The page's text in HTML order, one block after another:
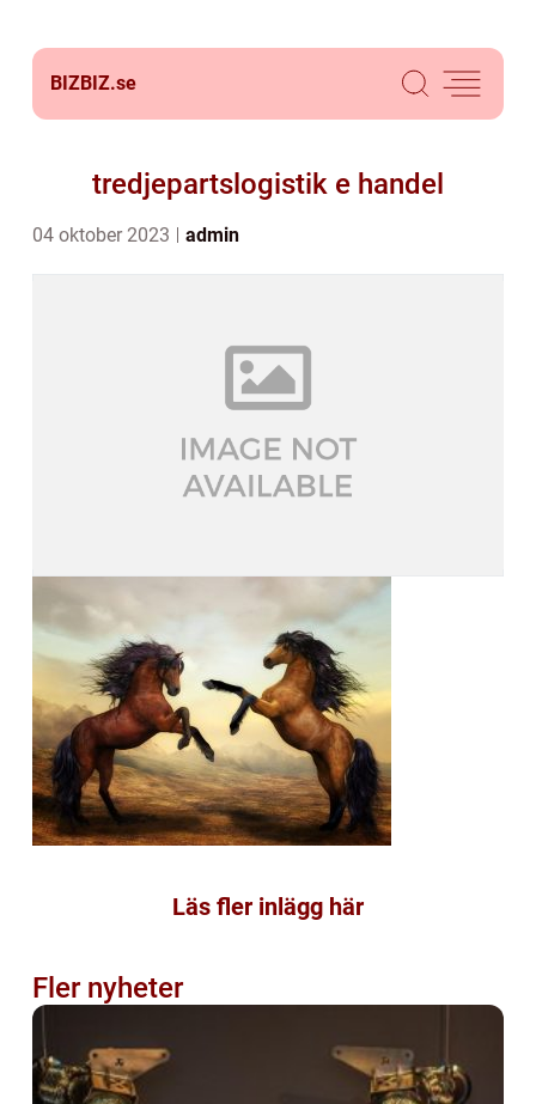
BIZBIZ.se
tredjepartslogistik e handel
04 oktober 2023 admin
Läs fler inlägg här
Fler nyheter